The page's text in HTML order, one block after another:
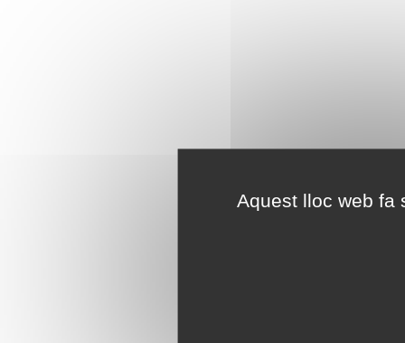
Aquest lloc web fa